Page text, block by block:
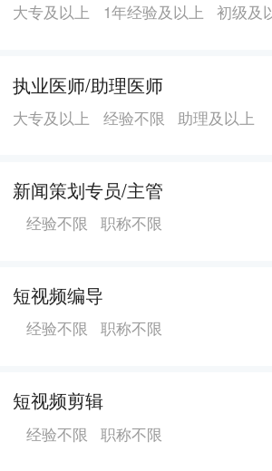
大专及以上 1年经验及以上 初级及
执业医师/助理医师
大专及以上 经验不限 助理及以上
新闻策划专员/主管
经验不限 职称不限
短视频编导
经验不限 职称不限
短视频剪辑
经验不限 职称不限